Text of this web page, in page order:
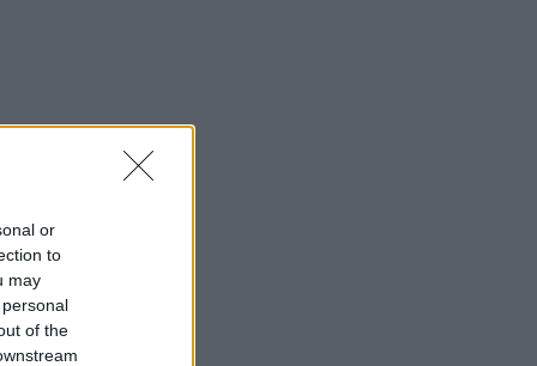
or
to
may
of the